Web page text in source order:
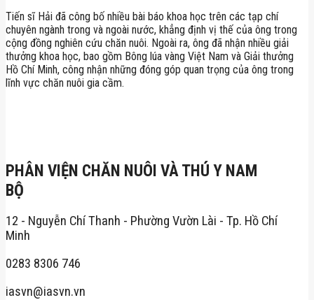
Tiến sĩ Hải đã công bố nhiều bài báo khoa học trên các tạp chí
chuyên ngành trong và ngoài nước, khẳng định vị thế của ông trong
cộng đồng nghiên cứu chăn nuôi. Ngoài ra, ông đã nhận nhiều giải
thưởng khoa học, bao gồm Bông lúa vàng Việt Nam và Giải thưởng
Hồ Chí Minh, công nhận những đóng góp quan trọng của ông trong
lĩnh vực chăn nuôi gia cầm.
PHÂN VIỆN CHĂN NUÔI VÀ THÚ Y NAM
BỘ
12 - Nguyễn Chí Thanh - Phường Vườn Lài - Tp. Hồ Chí
Minh
0283 8306 746
iasvn@iasvn.vn